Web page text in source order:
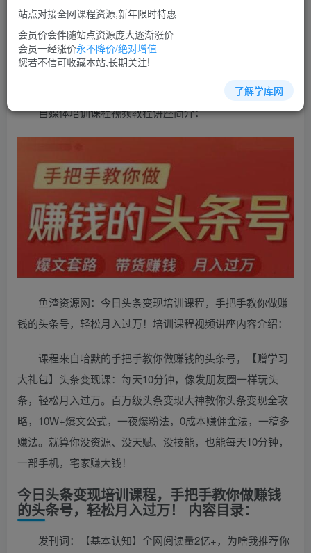
立即购买
您当前未登录！建议登陆后购买，可保存购买订单
自媒体培训课程视频教程讲座简介：
鱼渣资源网：今日头条变现培训课程，手把手教你做赚
钱的头条号，轻松月入过万！培训课程视频讲座内容介绍：
课程来自哈默的手把手教你做赚钱的头条号，【赠学习
大礼包】头条变现课：每天10分钟，像发朋友圈一样玩头
条，轻松月入过万。百万级头条变现大神教你头条变现全攻
略，10W+爆文公式，一夜爆粉法，0成本赚佣金法，一稿多
赚法。就算你没资源、没天赋、没技能，也能每天10分钟，
一部手机，宅家赚大钱！
今日头条变现培训课程，手把手教你做赚钱
的头条号，轻松月入过万！ 内容目录：
发刊词：【基本认知】全网阅读量2亿+，为啥我推荐你
站点对接全网课程资源,新年限时特惠
会员价会伴随站点资源庞大逐渐涨价
会员一经涨价永不降价/绝对增值
您若不信可收藏本站,长期关注!
了解学库网